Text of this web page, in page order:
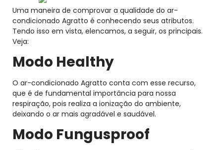
Uma maneira de comprovar a qualidade do ar-
condicionado Agratto é conhecendo seus atributos.
Tendo isso em vista, elencamos, a seguir, os principais.
Veja:
Modo Healthy
O ar-condicionado Agratto conta com esse recurso,
que é de fundamental importância para nossa
respiração, pois realiza a ionização do ambiente,
deixando o ar mais agradável e saudável.
Modo Fungusproof